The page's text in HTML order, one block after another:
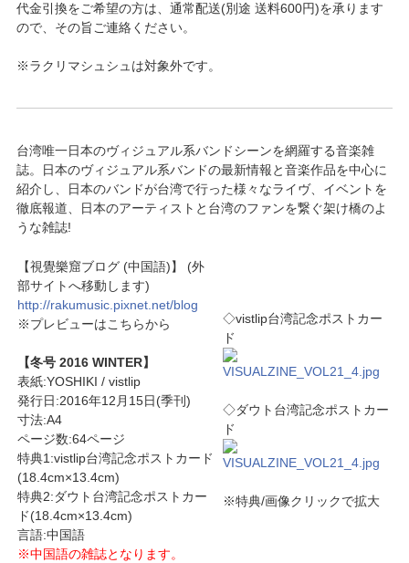
代金引換をご希望の方は、通常配送(別途 送料600円)を承ります
ので、その旨ご連絡ください。
※ラクリマシュシュは対象外です。
台湾唯一日本のヴィジュアル系バンドシーンを網羅する音楽雑
誌。日本のヴィジュアル系バンドの最新情報と音楽作品を中心に
紹介し、日本のバンドが台湾で行った様々なライヴ、イベントを
徹底報道、日本のアーティストと台湾のファンを繋ぐ架け橋のよ
うな雑誌!
【視覺樂窟ブログ (中国語)】 (外
部サイトへ移動します)
http://rakumusic.pixnet.net/blog
※プレビューはこちらから
【冬号 2016 WINTER】
表紙:YOSHIKI / vistlip
発行日:2016年12月15日(季刊)
寸法:A4
ページ数:64ページ
特典1:vistlip台湾記念ポストカード
(18.4cm×13.4cm)
特典2:ダウト台湾記念ポストカー
ド(18.4cm×13.4cm)
言語:中国語
※中国語の雑誌となります。
◇vistlip台湾記念ポストカー
ド
◇ダウト台湾記念ポストカー
ド
※特典/画像クリックで拡大